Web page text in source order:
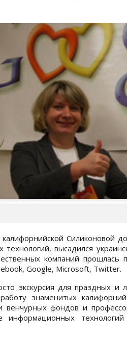
калифорнийской Силиконовой
высадился
компаний
Google, Microsoft, Twitter.
экскурсия для праздных и
знаменитых
венчурных фондов и
информационных